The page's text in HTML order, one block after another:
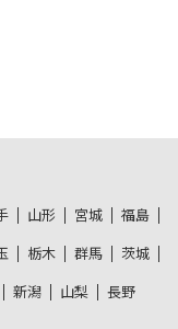
山形 宮城 福島
栃木 群馬 茨城
新潟 山梨
長野